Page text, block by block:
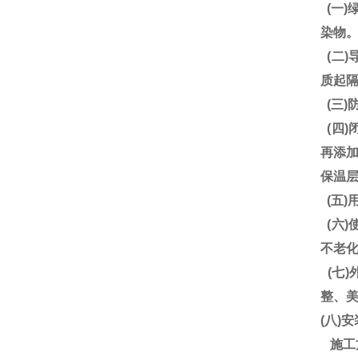
(一)
染物。
(二)
质起
(三)
(四)
再添
保温
(五)
(六)
不老
(七)
整、
(八)安
施工